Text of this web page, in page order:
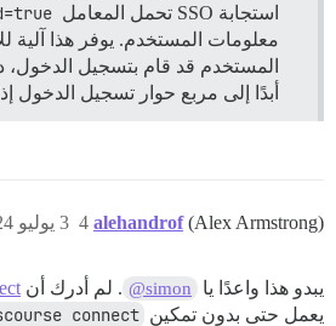
استجابة SSO تحمل المعامل
معلومات المستخدم. يوفر هذا آلية
المستخدم قد قام بتسجيل الدخول،
أبدًا إلى مربع حوار تسجيل الدخول
alehandrof (Alex Armstrong) 3 يوليو 2024، 8:10م 4
يبدو هذا واعدًا يا @simon . لم أدرك أن
يعمل حتى بدون تمكين connect